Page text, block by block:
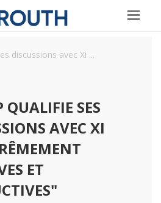
discussions avec Xi ...
SES
AVEC XI
ET